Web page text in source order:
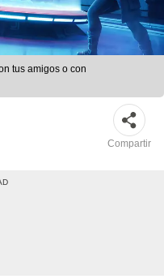
tus amigos o con
Compartir